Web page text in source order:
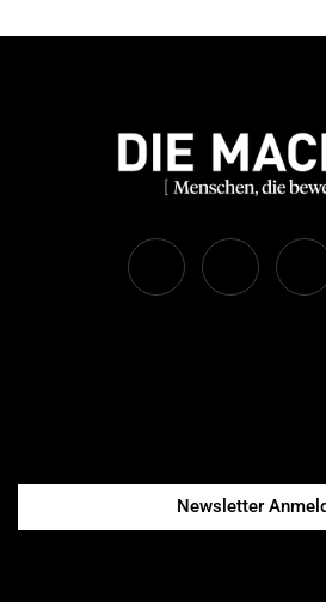
Newsletter